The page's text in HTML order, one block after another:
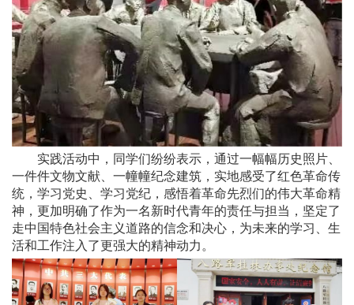
实践活动中，同学们纷纷表示，通过一幅幅历史照片、
一件件文物文献、一幢幢纪念建筑，实地感受了红色革命传
统，学习党史、学习党纪，感悟着革命先烈们的伟大革命精
神，更加明确了作为一名新时代青年的责任与担当，坚定了
走中国特色社会主义道路的信念和决心，为未来的学习、生
活和工作注入了更强大的精神动力。